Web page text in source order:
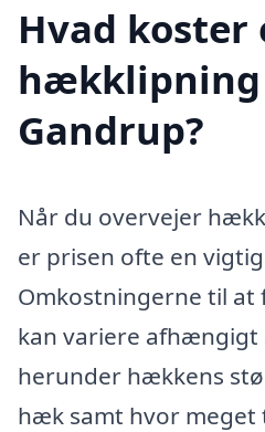
Hvad koster
Gandrup?
Når du overvejer
er prisen ofte en
Omkostningerne til
kan variere afhængigt
herunder hækkens
hæk samt hvor